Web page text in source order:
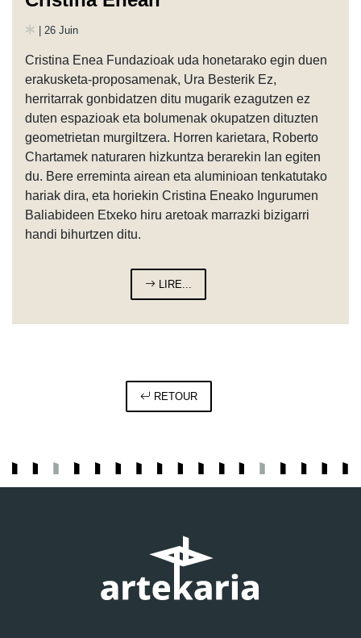
| 26 Juin
Cristina Enea Fundazioak uda honetarako egin duen
erakusketa-proposamenak, Ura Besterik Ez,
herritarrak gonbidatzen ditu mugarik ezagutzen ez
duten espazioak eta bolumenak okupatzen dituzten
geometrietan murgiltzera. Horren karietara, Roberto
Chartamek naturaren hizkuntza berarekin lan egiten
du. Bere erreminta airean eta aluminioan tenkatutako
hariak dira, eta horiekin Cristina Eneako Ingurumen
Baliabideen Etxeko hiru aretoak marrazki bizigarri
handi bihurtzen ditu.
LIRE...
RETOUR